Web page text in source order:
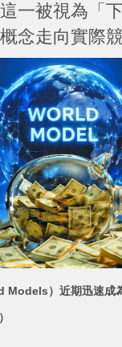
一被視為「
念走向實際競
Models）近期迅速成